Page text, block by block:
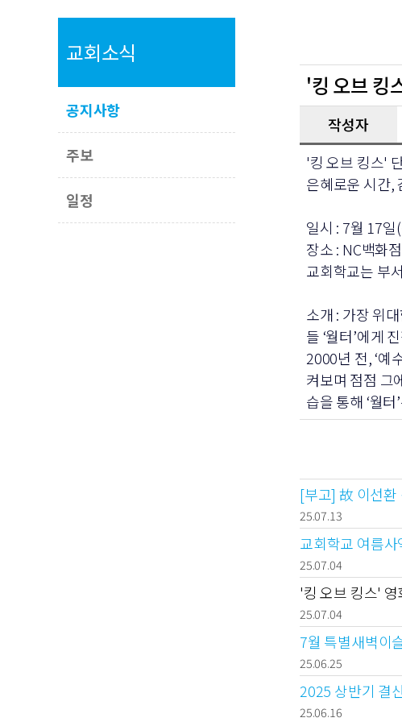
교회소식
공지사항
주보
일정
'킹 오브 킹
작성자
'킹 오브 킹스'
은혜로운 시간,
일시 : 7월 17일
장소 : NC백화
교회학교는 부
소개 : 가장 위
들 ‘월터’에게
2000년 전, ‘예
켜보며 점점 그
습을 통해 ‘월
[부고] 故 이선환
25.07.13
교회학교 여름사
25.07.04
'킹 오브 킹스'
25.07.04
7월 특별새벽이
25.06.25
2025 상반기 결
25.06.16